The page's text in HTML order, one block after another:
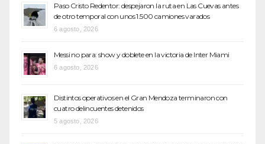
Paso Cristo Redentor: despejaron la ruta en Las Cuevas antes
de otro temporal con unos 1.500 camiones varados
6 agosto, 2026
Messi no para: show y doblete en la victoria de Inter Miami
6 agosto, 2026
Distintos operativos en el Gran Mendoza terminaron con
cuatro delincuentes detenidos
5 agosto, 2026